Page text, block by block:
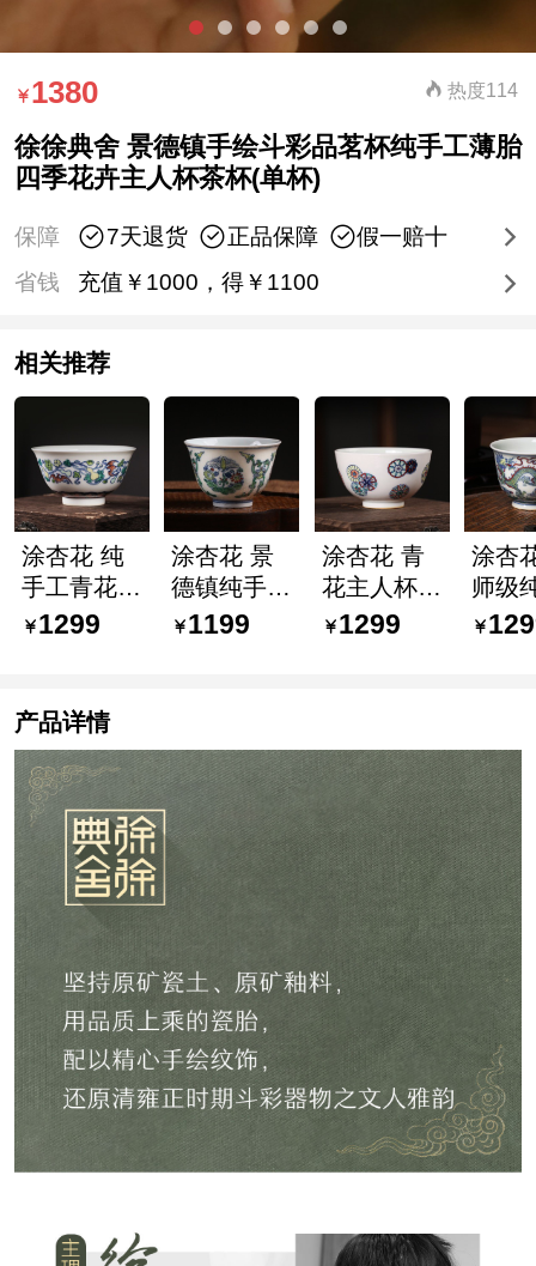
1380 热度114
徐徐典舍 景德镇手绘斗彩品茗杯纯手工薄胎
四季花卉主人杯茶杯(单杯)
保障 7天退货 正品保障
假一赔十
省钱
充值￥1000，得￥1100
相关推荐
涂杏花 纯
手工青花瓷
茶杯 陶瓷
青花功夫茶
杯茶具喝茶
杯子 高端
茶器大号单
杯 斗彩福
禄万代杯
1299
涂杏花 景
德镇纯手工
手绘茶杯
花碟杯 品
茗喝茶小杯
子 涂杏花-
斗彩团花碟
杯
1199
涂杏花 青
花主人杯
景德镇陶瓷
传统怀旧喝
茶杯子皮球
花杯 斗彩
皮球花杯
1299
涂杏
师级
精致
茶碗
约中
杯子
双龙
产品详情